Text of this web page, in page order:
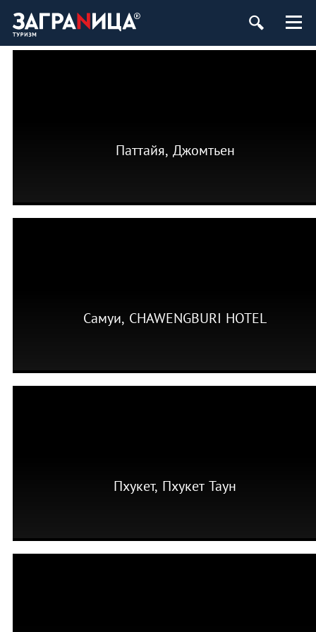
Паттайя, Джомтьен
Самуи, CHAWENGBURI HOTEL
Пхукет, Пхукет Таун